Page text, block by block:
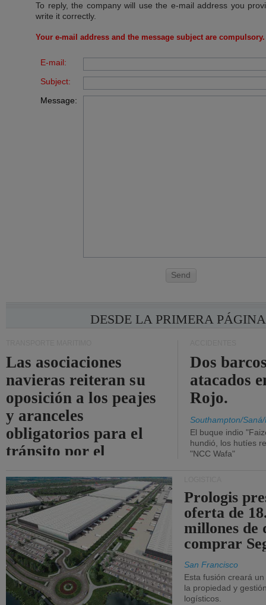
To reply, the company will use the e-mail address you
write it correctly.
Your e-mail address and the message subject are compulsory.
E-mail:
Subject:
Message:
Send
DESDE LA PRIMERA PÁGINA
Las asociaciones
navieras reiteran su
oposición a los peajes
y aranceles
obligatorios para el
tránsito por el
Dos
atacados
Rojo.
Southampton/
El buque indio
hundió, los hutíes
"NCC Wafa"
Prologis
oferta de
millones de
comprar
San Francisco
Esta fusión creará
la propiedad y
logísticos.